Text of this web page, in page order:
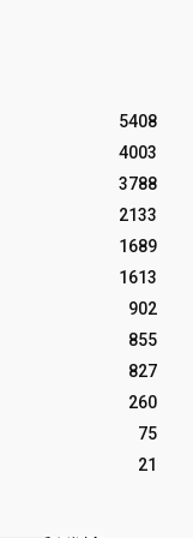
5408
4003
3788
2133
1689
1613
902
855
827
260
75
21